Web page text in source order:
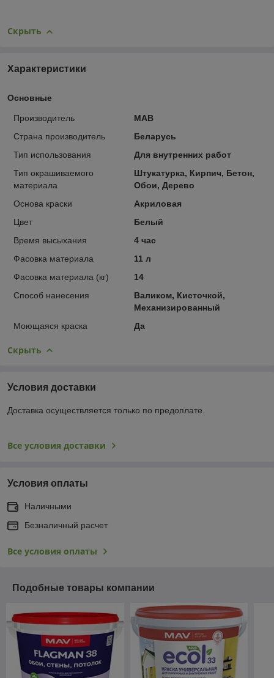
Скрыть
Характеристики
Основные
Производитель
МАВ
Страна производитель
Беларусь
Тип использования
Для внутренних работ
Тип окрашиваемого
материала
Штукатурка, Кирпич, Бетон,
Обои, Дерево
Основа краски
Акриловая
Цвет
Белый
Время высыхания
4 час
Фасовка материала
11 л
Фасовка материала (кг)
14
Способ нанесения
Валиком, Кисточкой,
Механизированный
Моющаяся краска
Да
Скрыть
Условия доставки
Доставка осуществляется только по предоплате.
Все условия доставки
Условия оплаты
Наличными
Безналичный расчет
Все условия оплаты
Подобные товары компании